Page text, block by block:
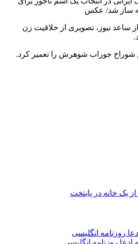
ساز شد/ عکس
ساعد نیوز، تصویری از خلاقیت زن
شوراخ جوراب شوهرش را تعمیر کرد.
روزنامه انگلیسی